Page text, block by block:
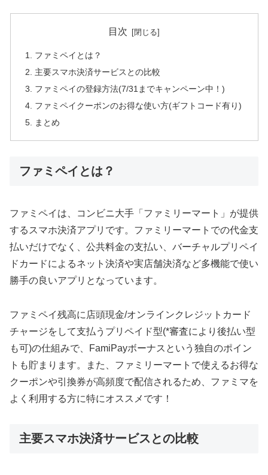
目次
ファミペイとは？
主要スマホ決済サービスとの比較
ファミペイの登録方法(7/31までキャンペーン中！)
ファミペイクーポンのお得な使い方(ギフトコード有り)
まとめ
ファミペイとは？
ファミペイは、コンビニ大手「ファミリーマート」が提供
するスマホ決済アプリです。ファミリーマートでの代金支
払いだけでなく、公共料金の支払い、バーチャルプリペイ
ドカードによるネット決済や実店舗決済など多機能で使い
勝手の良いアプリとなっています。
ファミペイ残高に店頭現金/オンラインクレジットカード
チャージをして支払うプリペイド型(*審査により後払い型
も可)の仕組みで、FamiPayボーナスという独自のポイン
トも貯まります。また、ファミリーマートで使えるお得な
クーポンや引換券が高頻度で配信されるため、ファミマを
よく利用する方に特にオススメです！
主要スマホ決済サービスとの比較